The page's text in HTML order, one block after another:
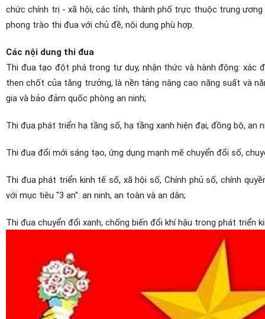
chức chính trị - xã hội, các tỉnh, thành phố trực thuộc trung
phong trào thi đua với chủ đề, nội dung phù hợp.
Các nội dung thi đua
Thi đua tạo đột phá trong tư duy, nhận thức và hành động: xác
then chốt của tăng trưởng, là nền tảng nâng cao năng suất và
gia và bảo đảm quốc phòng an ninh;
Thi đua phát triển hạ tầng số, hạ tầng xanh hiện đại, đồng bộ, an
Thi đua đổi mới sáng tạo, ứng dụng mạnh mẽ chuyển đổi số,
Thi đua phát triển kinh tế số, xã hội số, Chính phủ số, chính
với mục tiêu "3 an": an ninh, an toàn và an dân;
Thi đua chuyển đổi xanh, chống biến đổi khí hậu trong phát triển